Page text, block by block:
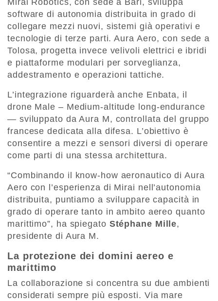
Mirai Robotics, con sede a Bari, sviluppa
software di autonomia distribuita in grado di
collegare mezzi nuovi, sistemi già operativi e
tecnologie di terze parti. Aura Aero, con sede a
Tolosa, progetta invece velivoli elettrici e ibridi
e piattaforme modulari per sorveglianza,
addestramento e operazioni tattiche.
L’integrazione riguarderà anche Enbata, il
drone Male – Medium-altitude long-endurance
— sviluppato da Aura M, controllata del gruppo
francese dedicata alla difesa. L’obiettivo è
consentire a mezzi e sensori diversi di operare
come parti di una stessa architettura.
“Combinando il know-how aeronautico di Aura
Aero con l’esperienza di Mirai nell’autonomia
distribuita, puntiamo a sviluppare capacità in
grado di operare tanto in ambito aereo quanto
marittimo”, ha spiegato Stéphane Mille,
presidente di Aura M.
La protezione dei domini aereo e
marittimo
La collaborazione si concentra su due ambienti
considerati sempre più esposti. Via mare